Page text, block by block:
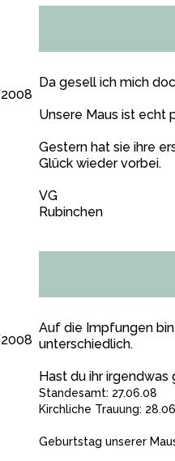
Da gesell ich mich
Unsere Maus ist echt
Gestern hat sie ihre
Glück wieder vorbei.
VG
Rubinchen
Auf die Impfungen
unterschiedlich.
Hast du ihr
Standesamt: 27.06.08
Kirchliche Trauung:
Geburtstag unserer